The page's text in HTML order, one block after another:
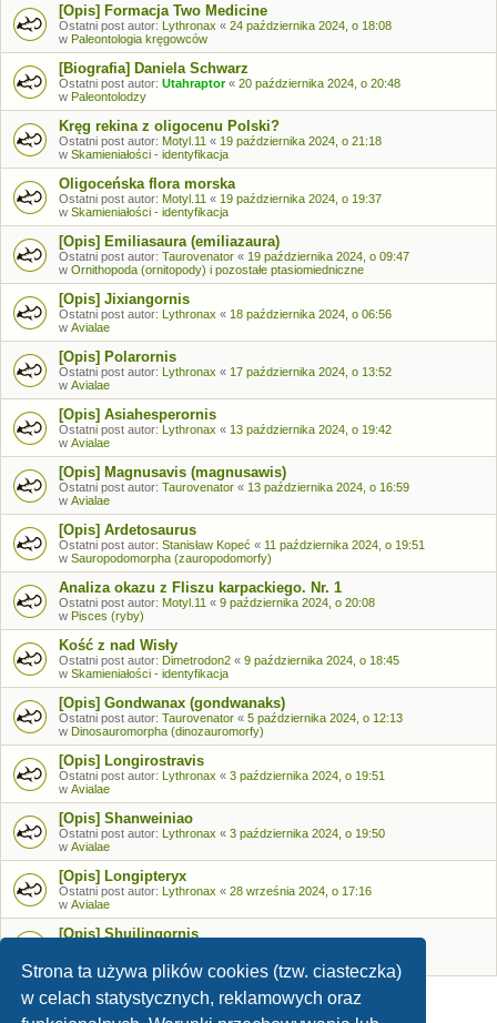
Strona ta używa plików cookies (tzw. ciasteczka)
w celach statystycznych, reklamowych oraz
[Opis] Formacja Two Medicine
Ostatni post autor: Lythronax « 24 października 2024, o 18:08
w Paleontologia kręgowców
[Biografia] Daniela Schwarz
Ostatni post autor: Utahraptor« 20 października 2024, o 20:48
w Paleontolodzy
Kręg rekina z oligocenu Polski?
Ostatni post autor: Motyl.11 « 19 października 2024, o 21:18
w Skamieniałości - identyfikacja
Oligoceńska flora morska
Ostatni post autor: Motyl.11 « 19 października 2024, o 19:37
w Skamieniałości - identyfikacja
[Opis] Emiliasaura (emiliazaura)
Ostatni post autor: Taurovenator « 19 października 2024, o 09:47
w Ornithopoda (ornitopody) i pozostałe ptasiomiedniczne
[Opis] Jixiangornis
Ostatni post autor: Lythronax « 18 października 2024, o 06:56
w Avialae
[Opis] Polarornis
Ostatni post autor: Lythronax « 17 października 2024, o 13:52
w Avialae
[Opis] Asiahesperornis
Ostatni post autor: Lythronax « 13 października 2024, o 19:42
w Avialae
[Opis] Magnusavis (magnusawis)
Ostatni post autor: Taurovenator « 13 października 2024, o 16:59
w Avialae
[Opis] Ardetosaurus
Ostatni post autor: Stanisław Kopeć « 11 października 2024, o 19:51
w Sauropodomorpha (zauropodomorfy)
Analiza okazu z Fliszu karpackiego. Nr. 1
Ostatni post autor: Motyl.11 « 9 października 2024, o 20:08
w Pisces (ryby)
Kość z nad Wisły
Ostatni post autor: Dimetrodon2 « 9 października 2024, o 18:45
w Skamieniałości - identyfikacja
[Opis] Gondwanax (gondwanaks)
Ostatni post autor: Taurovenator « 5 października 2024, o 12:13
w Dinosauromorpha (dinozauromorfy)
[Opis] Longirostravis
Ostatni post autor: Lythronax « 3 października 2024, o 19:51
w Avialae
[Opis] Shanweiniao
Ostatni post autor: Lythronax « 3 października 2024, o 19:50
w Avialae
[Opis] Longipteryx
Ostatni post autor: Lythronax « 28 września 2024, o 17:16
w Avialae
[Opis] Shuilingornis